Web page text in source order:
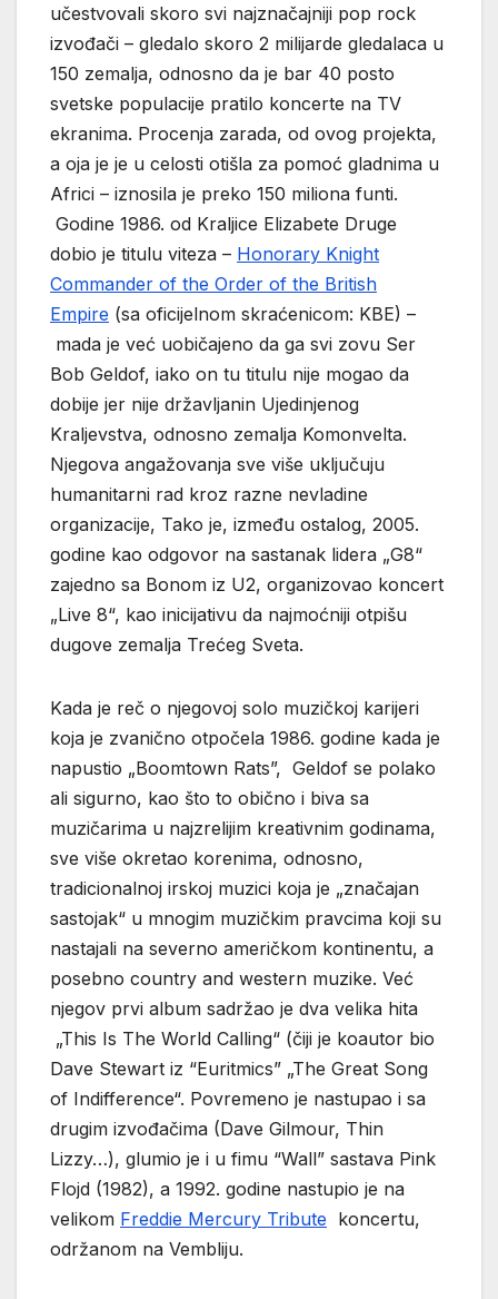
učestvovali skoro svi najznačajniji pop rock
izvođači – gledalo skoro 2 milijarde gledalaca u
150 zemalja, odnosno da je bar 40 posto
svetske populacije pratilo koncerte na TV
ekranima. Procenja zarada, od ovog projekta,
a oja je je u celosti otišla za pomoć gladnima u
Africi – iznosila je preko 150 miliona funti.
Godine 1986. od Kraljice Elizabete Druge
dobio je titulu viteza – Honorary Knight
Commander of the Order of the British
Empire (sa oficijelnom skraćenicom: KBE) –
mada je već uobičajeno da ga svi zovu Ser
Bob Geldof, iako on tu titulu nije mogao da
dobije jer nije državljanin Ujedinjenog
Kraljevstva, odnosno zemalja Komonvelta.
Njegova angažovanja sve više uključuju
humanitarni rad kroz razne nevladine
organizacije, Tako je, između ostalog, 2005.
godine kao odgovor na sastanak lidera „G8“
zajedno sa Bonom iz U2, organizovao koncert
„Live 8“, kao inicijativu da najmoćniji otpišu
dugove zemalja Trećeg Sveta.
Kada je reč o njegovoj solo muzičkoj karijeri
koja je zvanično otpočela 1986. godine kada je
napustio „Boomtown Rats”, Geldof se polako
ali sigurno, kao što to obično i biva sa
muzičarima u najzrelijim kreativnim godinama,
sve više okretao korenima, odnosno,
tradicionalnoj irskoj muzici koja je „značajan
sastojak“ u mnogim muzičkim pravcima koji su
nastajali na severno američkom kontinentu, a
posebno country and western muzike. Već
njegov prvi album sadržao je dva velika hita
„This Is The World Calling“ (čiji je koautor bio
Dave Stewart iz “Euritmics” „The Great Song
of Indifference“. Povremeno je nastupao i sa
drugim izvođačima (Dave Gilmour, Thin
Lizzy…), glumio je i u fimu “Wall” sastava Pink
Flojd (1982), a 1992. godine nastupio je na
velikom Freddie Mercury Tribute koncertu,
održanom na Vembliju.